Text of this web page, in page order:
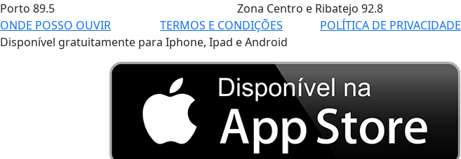
Porto 89.5 Zona Centro e Ribatejo 92.8
ONDE POSSO OUVIR
TERMOS E CONDIÇÕES POLÍTICA DE PRIVACIDADE
Disponível gratuitamente para Iphone, Ipad e Android